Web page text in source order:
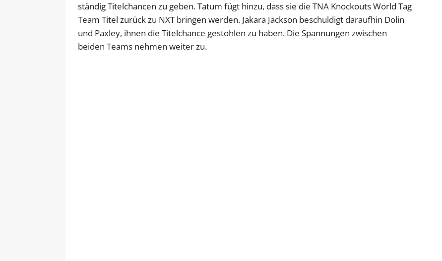
ständig Titelchancen zu geben. Tatum fügt hinzu, dass sie die TNA Knockouts World Tag
Team Titel zurück zu NXT bringen werden. Jakara Jackson beschuldigt daraufhin Dolin
und Paxley, ihnen die Titelchance gestohlen zu haben. Die Spannungen zwischen
beiden Teams nehmen weiter zu.